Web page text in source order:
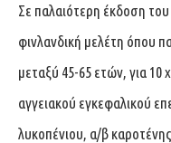
Σε παλαιότερη έκδοση
φινλανδική μελέτη όπου
μεταξύ 45-65 ετών, για 10
αγγειακού εγκεφαλικού
λυκοπένιου, α/β